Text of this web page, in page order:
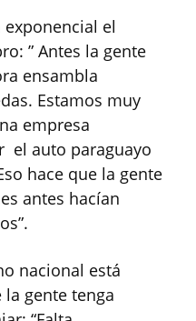
el
” Antes la gente
ensambla
Estamos muy
empresa
el auto paraguayo
hace que la gente
antes hacían
nacional está
gente tenga